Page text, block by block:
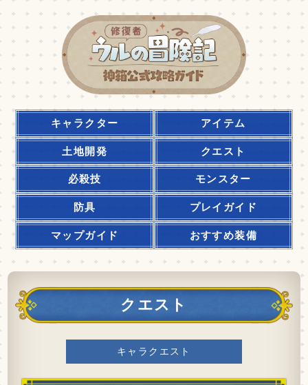
キャラクター アイテム
土地開発 クエスト
必殺技 モンスター
防具 プレイガイド
マップガイド おすすめ装備
クエスト
キャラクエスト